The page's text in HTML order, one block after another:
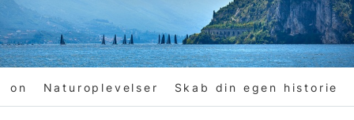
Naturoplevelser Skab din egen historie